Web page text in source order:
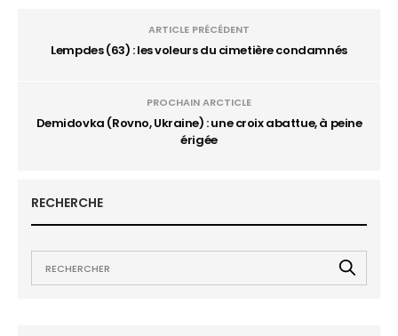
ARTICLE PRÉCÉDENT
Lempdes (63) : les voleurs du cimetière condamnés
PROCHAIN ARCTICLE
Demidovka (Rovno, Ukraine) : une croix abattue, à peine
érigée
RECHERCHE